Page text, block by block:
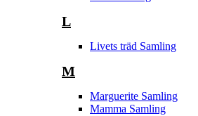
L
Livets träd Samling
M
Marguerite Samling
Mamma Samling